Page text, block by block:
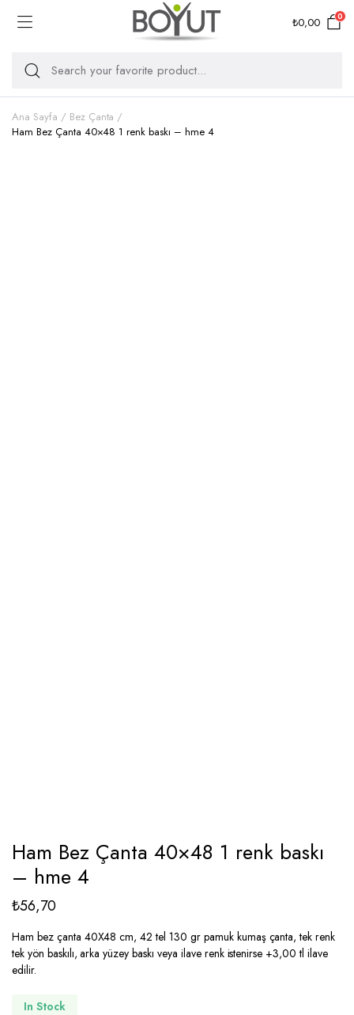
₺0,00 0
Ana Sayfa
Bez Çanta
Ham Bez Çanta 40×48 1 renk baskı – hme 4
Ham Bez Çanta 40×48 1 renk baskı
– hme 4
₺56,70
Ham bez çanta 40X48 cm, 42 tel 130 gr pamuk kumaş çanta, tek renk
tek yön baskılı, arka yüzey baskı veya ilave renk istenirse +3,00 tl ilave
edilir.
In Stock